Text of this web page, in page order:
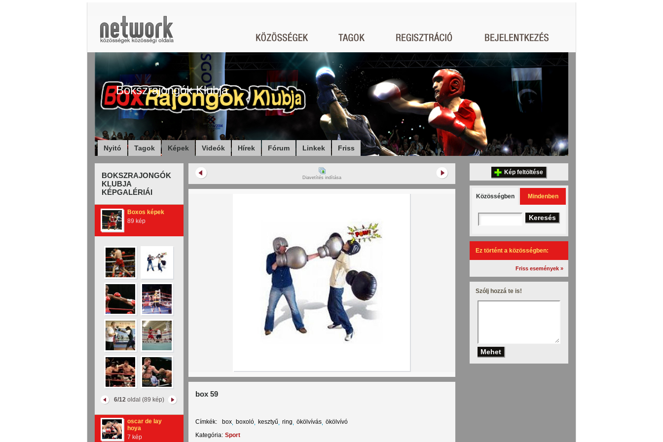
Bokszrajongók Klubja
Nyitó Tagok Képek Videók Hírek Fórum Linkek Friss
BOKSZRAJONGÓK
KLUBJA
KÉPGALÉRIÁI
Boxos képek
89 kép
6/12 oldal (89 kép)
oscar de lay
hoya
7 kép
Diavetítés indítása
box 59
Címkék: box boxoló kesztyű ring ökölvívás ökölvívó
Kategória: Sport
Kép feltöltése
Közösségben Mindenben
Ez történt a közösségben:
Friss események »
Szólj hozzá te is!